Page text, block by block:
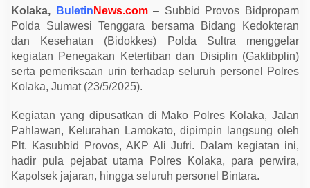
l
r
e
s
K
o
l
a
k
E
m
a
t
P
e
Kolaka, Buletin News.com– Subbid Provos Bidpropam
Polda Sulawesi Tenggara bersama Bidang Kedokteran
dan Kesehatan (Bidokkes) Polda Sultra menggelar
kegiatan Penegakan Ketertiban dan Disiplin (Gaktibplin)
serta pemeriksaan urin terhadap seluruh personel Polres
Kolaka, Jumat (23/5/2025).
Kegiatan yang dipusatkan di Mako Polres Kolaka, Jalan
Pahlawan, Kelurahan Lamokato, dipimpin langsung oleh
Plt. Kasubbid Provos, AKP Ali Jufri. Dalam kegiatan ini,
hadir pula pejabat utama Polres Kolaka, para perwira,
Kapolsek jajaran, hingga seluruh personel Bintara.